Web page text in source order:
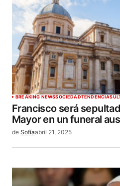
BREAKING NEWSSOCIEDADTENDENCIAS
Francisco será
Mayor en un funeral
de Sofíaabril 21, 2025